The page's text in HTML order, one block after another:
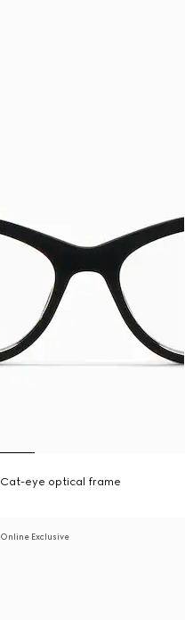
Cat-eye optical frame
Online Exclusive